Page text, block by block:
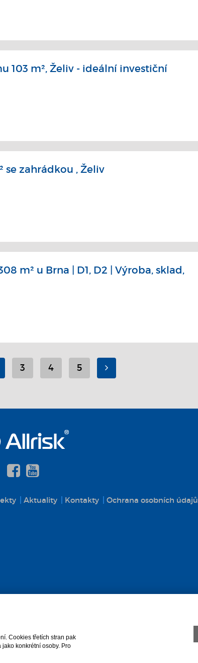
103 m², Želiv - ideální investiční
se zahrádkou , Želiv
m² u Brna | D1, D2 | Výroba, sklad,
3 4 5
Aktuality Kontakty Ochrana osobních údajů
Cookies třetích stran pak
konkrétní osoby. Pro